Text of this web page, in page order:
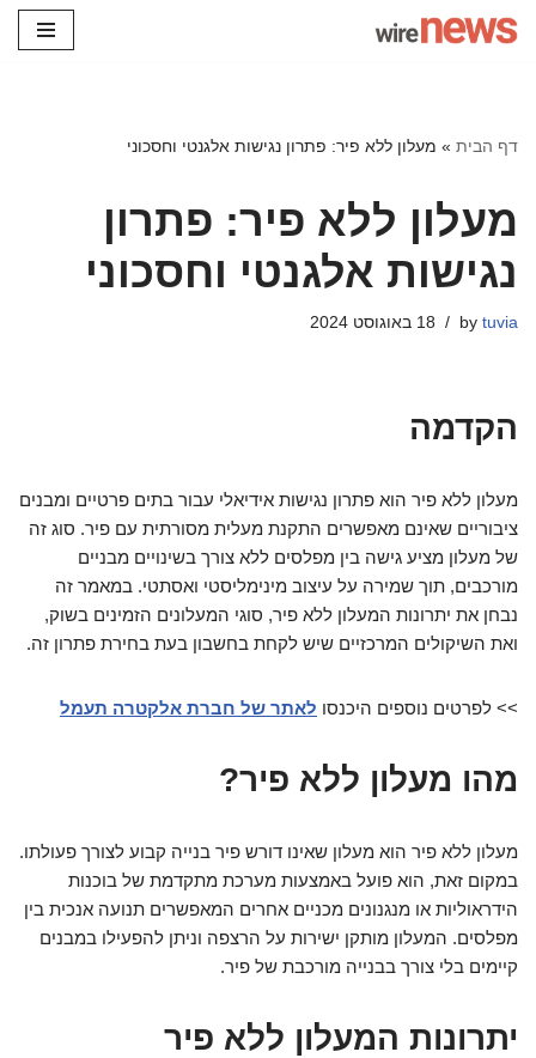
דף הבית » מעלון ללא פיר: פתרון נגישות אלגנטי וחסכוני
מעלון ללא פיר: פתרון
נגישות אלגנטי וחסכוני
by tuvia 18 באוגוסט 2024
הקדמה
מעלון ללא פיר הוא פתרון נגישות אידיאלי עבור בתים פרטיים ומבנים
ציבוריים שאינם מאפשרים התקנת מעלית מסורתית עם פיר. סוג זה
של מעלון מציע גישה בין מפלסים ללא צורך בשינויים מבניים
מורכבים, תוך שמירה על עיצוב מינימליסטי ואסתטי. במאמר זה
נבחן את יתרונות המעלון ללא פיר, סוגי המעלונים הזמינים בשוק,
ואת השיקולים המרכזיים שיש לקחת בחשבון בעת בחירת פתרון זה.
>> לפרטים נוספים היכנסו לאתר של חברת אלקטרה תעמל
מהו מעלון ללא פיר?
מעלון ללא פיר הוא מעלון שאינו דורש פיר בנייה קבוע לצורך פעולתו.
במקום זאת, הוא פועל באמצעות מערכת מתקדמת של בוכנות
הידראוליות או מנגנונים מכניים אחרים המאפשרים תנועה אנכית בין
מפלסים. המעלון מותקן ישירות על הרצפה וניתן להפעילו במבנים
קיימים בלי צורך בבנייה מורכבת של פיר.
יתרונות המעלון ללא פיר